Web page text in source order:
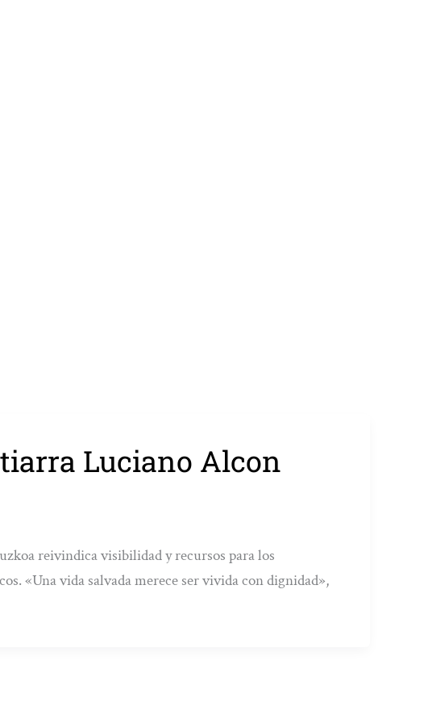
Luciano Alcon
reivindica visibilidad y recursos para los
«Una vida salvada merece ser vivida con dignidad»,